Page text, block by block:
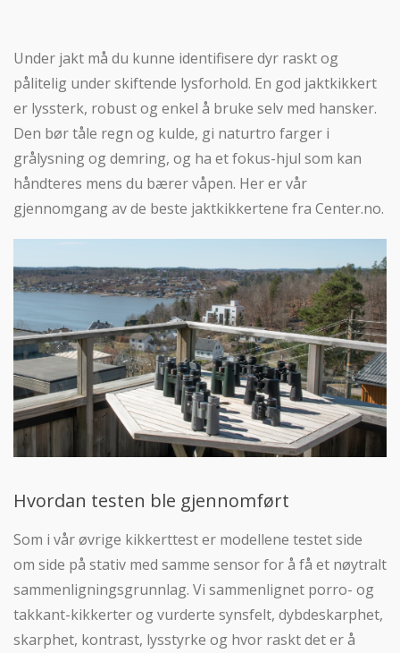
Under jakt må du kunne identifisere dyr raskt og
pålitelig under skiftende lysforhold. En god jaktkikkert
er lyssterk, robust og enkel å bruke selv med hansker.
Den bør tåle regn og kulde, gi naturtro farger i
grålysning og demring, og ha et fokus-hjul som kan
håndteres mens du bærer våpen. Her er vår
gjennomgang av de beste jaktkikkertene fra Center.no.
Hvordan testen ble gjennomført
Som i vår øvrige kikkerttest er modellene testet side
om side på stativ med samme sensor for å få et nøytralt
sammenligningsgrunnlag. Vi sammenlignet porro- og
takkant-kikkerter og vurderte synsfelt, dybdeskarphet,
skarphet, kontrast, lysstyrke og hvor raskt det er å